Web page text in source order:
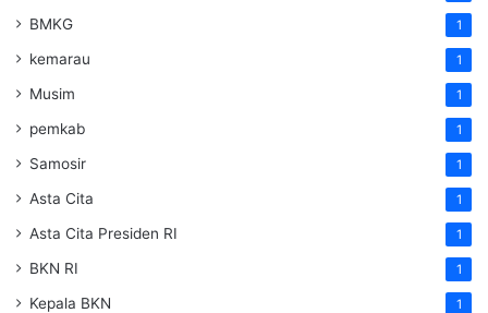
BMKG 1
kemarau 1
Musim 1
pemkab 1
Samosir 1
Asta Cita 1
Asta Cita Presiden RI 1
BKN RI 1
Kepala BKN 1